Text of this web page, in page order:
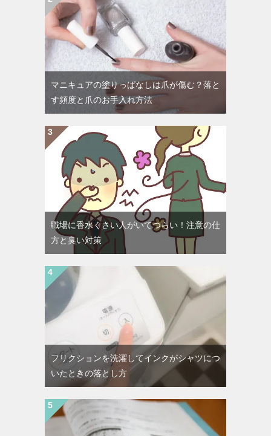
マニキュアの塗りっぱなしは爪が傷む？落と
す頻度と爪のお手入れ方法
職場に香水くさい人がいてつらい！注意の仕
方と臭い対策
フリクションを洗濯してインクがシャツにつ
いたときの落とし方